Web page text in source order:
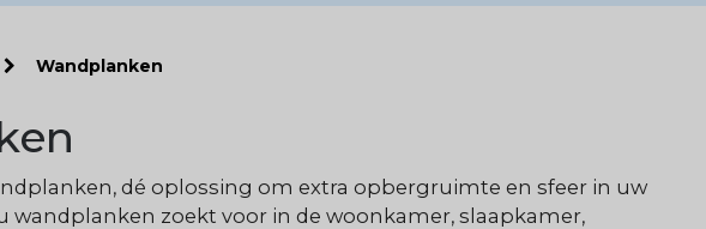
Wandplanken
dé oplossing om extra opbergruimte en sfeer in uw
wandplanken zoekt voor in de woonkamer, slaapkamer,